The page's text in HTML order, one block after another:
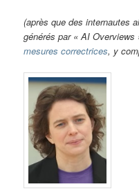
(après que des internautes
générés par « AI
mesures correctrices, y